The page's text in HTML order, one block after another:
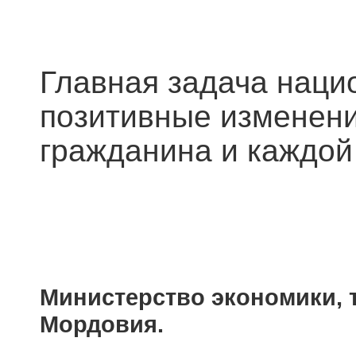
Главная задача
позитивные
гражданина и
Министерство экономики,
Мордовия.